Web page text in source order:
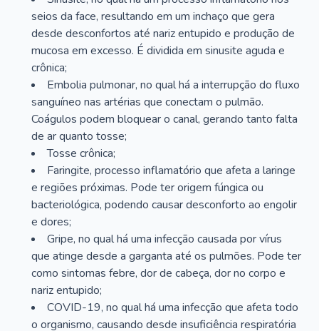
seios da face, resultando em um inchaço que gera
desde desconfortos até nariz entupido e produção de
mucosa em excesso. É dividida em sinusite aguda e
crônica;
Embolia pulmonar, no qual há a interrupção do fluxo
sanguíneo nas artérias que conectam o pulmão.
Coágulos podem bloquear o canal, gerando tanto falta
de ar quanto tosse;
Tosse crônica;
Faringite, processo inflamatório que afeta a laringe
e regiões próximas. Pode ter origem fúngica ou
bacteriológica, podendo causar desconforto ao engolir
e dores;
Gripe, no qual há uma infecção causada por vírus
que atinge desde a garganta até os pulmões. Pode ter
como sintomas febre, dor de cabeça, dor no corpo e
nariz entupido;
COVID-19, no qual há uma infecção que afeta todo
o organismo, causando desde insuficiência respiratória